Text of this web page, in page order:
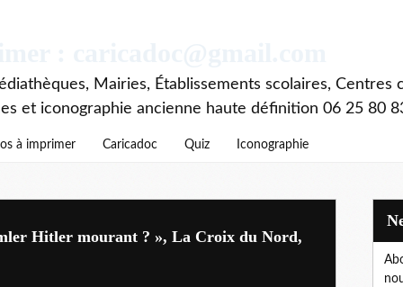
Mairies, Établissements scolaires, Centres
et iconographie ancienne haute définition 06 25 80
à imprimer Caricadoc Quiz Iconographie
Hitler mourant ? », La Croix du Nord,